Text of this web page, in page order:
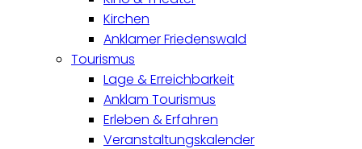
Kirchen
Anklamer Friedenswald
Tourismus
Lage & Erreichbarkeit
Anklam Tourismus
Erleben & Erfahren
Veranstaltungskalender